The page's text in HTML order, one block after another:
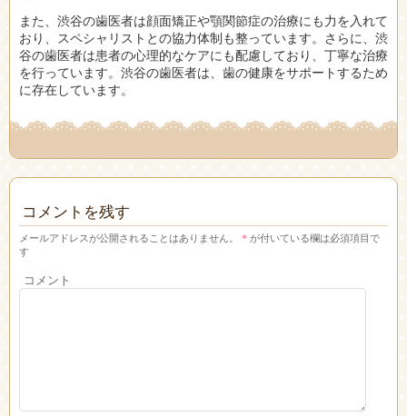
また、渋谷の歯医者は顔面矯正や顎関節症の治療にも力を入れて
おり、スペシャリストとの協力体制も整っています。さらに、渋
谷の歯医者は患者の心理的なケアにも配慮しており、丁寧な治療
を行っています。渋谷の歯医者は、歯の健康をサポートするため
に存在しています。
コメントを残す
メールアドレスが公開されることはありません。 * が付いている欄は必須項目で
す
コメント